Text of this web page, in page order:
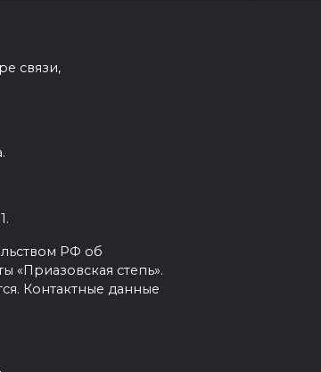
связи,
РФ об
«Приазовская степь».
Контактные данные